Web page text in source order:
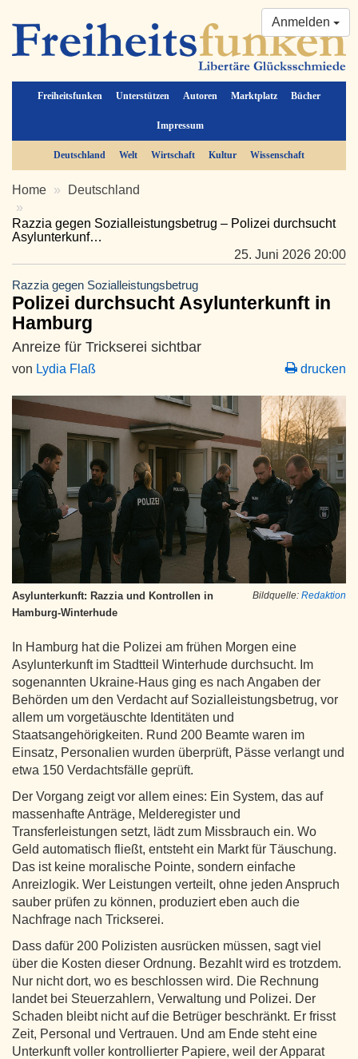
Freiheitsfunken Unterstützen Autoren Marktplatz Bücher
Impressum
Anmelden
Deutschland Welt Wirtschaft Kultur Wissenschaft
Home Deutschland
Razzia gegen Sozialleistungsbetrug – Polizei durchsucht
Asylunterkunf…
25. Juni 2026 20:00
Razzia gegen Sozialleistungsbetrug
Polizei durchsucht Asylunterkunft in
Hamburg
Anreize für Trickserei sichtbar
von Lydia Flaß drucken
Bildquelle: Redaktion
Asylunterkunft: Razzia und Kontrollen in
Hamburg-Winterhude
In Hamburg hat die Polizei am frühen Morgen eine
Asylunterkunft im Stadtteil Winterhude durchsucht. Im
sogenannten Ukraine-Haus ging es nach Angaben der
Behörden um den Verdacht auf Sozialleistungsbetrug, vor
allem um vorgetäuschte Identitäten und
Staatsangehörigkeiten. Rund 200 Beamte waren im
Einsatz, Personalien wurden überprüft, Pässe verlangt und
etwa 150 Verdachtsfälle geprüft.
Der Vorgang zeigt vor allem eines: Ein System, das auf
massenhafte Anträge, Melderegister und
Transferleistungen setzt, lädt zum Missbrauch ein. Wo
Geld automatisch fließt, entsteht ein Markt für Täuschung.
Das ist keine moralische Pointe, sondern einfache
Anreizlogik. Wer Leistungen verteilt, ohne jeden Anspruch
sauber prüfen zu können, produziert eben auch die
Nachfrage nach Trickserei.
Dass dafür 200 Polizisten ausrücken müssen, sagt viel
über die Kosten dieser Ordnung. Bezahlt wird es trotzdem.
Nur nicht dort, wo es beschlossen wird. Die Rechnung
landet bei Steuerzahlern, Verwaltung und Polizei. Der
Schaden bleibt nicht auf die Betrüger beschränkt. Er frisst
Zeit, Personal und Vertrauen. Und am Ende steht eine
Unterkunft voller kontrollierter Papiere, weil der Apparat